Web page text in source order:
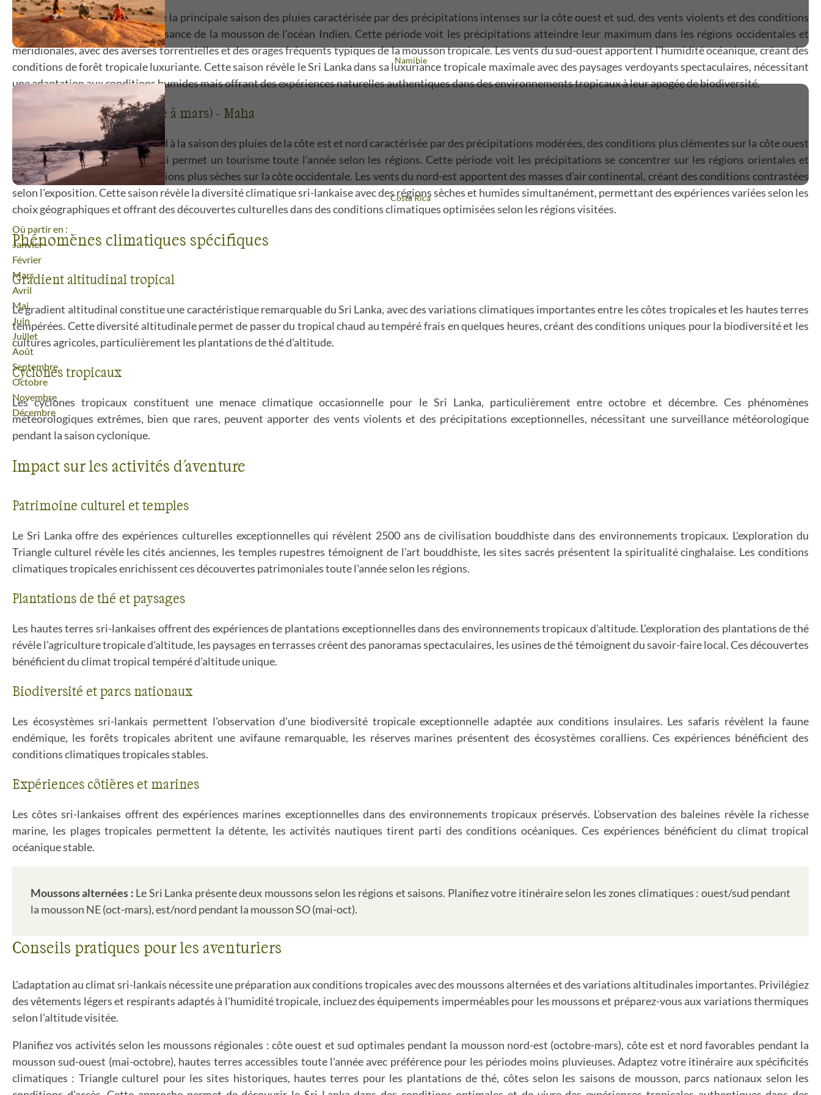
Voyage
Namibie
Voyage
Costa Rica
Où partir en :
Janvier
Février
Mars
Avril
Mai
Juin
Juillet
Août
Septembre
Octobre
Novembre
Décembre
La mousson sud-ouest constitue la principale saison des pluies caractérisée par des précipitations intenses sur la côte ouest et sud, des vents violents et des conditions
climatiques qui révèlent la puissance de la mousson de l'océan Indien. Cette période voit les précipitations atteindre leur maximum dans les régions occidentales et
méridionales, avec des averses torrentielles et des orages fréquents typiques de la mousson tropicale. Les vents du sud-ouest apportent l'humidité océanique, créant des
conditions de forêt tropicale luxuriante. Cette saison révèle le Sri Lanka dans sa luxuriance tropicale maximale avec des paysages verdoyants spectaculaires, nécessitant
une adaptation aux conditions humides mais offrant des expériences naturelles authentiques dans des environnements tropicaux à leur apogée de biodiversité.
Mousson nord-est (octobre à mars) - Maha
La mousson nord-est correspond à la saison des pluies de la côte est et nord caractérisée par des précipitations modérées, des conditions plus clémentes sur la côte ouest
et une alternance climatique qui permet un tourisme toute l'année selon les régions. Cette période voit les précipitations se concentrer sur les régions orientales et
septentrionales, avec des conditions plus sèches sur la côte occidentale. Les vents du nord-est apportent des masses d'air continental, créant des conditions contrastées
selon l'exposition. Cette saison révèle la diversité climatique sri-lankaise avec des régions sèches et humides simultanément, permettant des expériences variées selon les
choix géographiques et offrant des découvertes culturelles dans des conditions climatiques optimisées selon les régions visitées.
Phénomènes climatiques spécifiques
Gradient altitudinal tropical
Le gradient altitudinal constitue une caractéristique remarquable du Sri Lanka, avec des variations climatiques importantes entre les côtes tropicales et les hautes terres
tempérées. Cette diversité altitudinale permet de passer du tropical chaud au tempéré frais en quelques heures, créant des conditions uniques pour la biodiversité et les
cultures agricoles, particulièrement les plantations de thé d'altitude.
Cyclones tropicaux
Les cyclones tropicaux constituent une menace climatique occasionnelle pour le Sri Lanka, particulièrement entre octobre et décembre. Ces phénomènes
météorologiques extrêmes, bien que rares, peuvent apporter des vents violents et des précipitations exceptionnelles, nécessitant une surveillance météorologique
pendant la saison cyclonique.
Impact sur les activités d'aventure
Patrimoine culturel et temples
Le Sri Lanka offre des expériences culturelles exceptionnelles qui révèlent 2500 ans de civilisation bouddhiste dans des environnements tropicaux. L'exploration du
Triangle culturel révèle les cités anciennes, les temples rupestres témoignent de l'art bouddhiste, les sites sacrés présentent la spiritualité cinghalaise. Les conditions
climatiques tropicales enrichissent ces découvertes patrimoniales toute l'année selon les régions.
Plantations de thé et paysages
Les hautes terres sri-lankaises offrent des expériences de plantations exceptionnelles dans des environnements tropicaux d'altitude. L'exploration des plantations de thé
révèle l'agriculture tropicale d'altitude, les paysages en terrasses créent des panoramas spectaculaires, les usines de thé témoignent du savoir-faire local. Ces découvertes
bénéficient du climat tropical tempéré d'altitude unique.
Biodiversité et parcs nationaux
Les écosystèmes sri-lankais permettent l'observation d'une biodiversité tropicale exceptionnelle adaptée aux conditions insulaires. Les safaris révèlent la faune
endémique, les forêts tropicales abritent une avifaune remarquable, les réserves marines présentent des écosystèmes coralliens. Ces expériences bénéficient des
conditions climatiques tropicales stables.
Expériences côtières et marines
Les côtes sri-lankaises offrent des expériences marines exceptionnelles dans des environnements tropicaux préservés. L'observation des baleines révèle la richesse
marine, les plages tropicales permettent la détente, les activités nautiques tirent parti des conditions océaniques. Ces expériences bénéficient du climat tropical
océanique stable.
Moussons alternées : Le Sri Lanka présente deux moussons selon les régions et saisons. Planifiez votre itinéraire selon les zones climatiques : ouest/sud pendant
la mousson NE (oct-mars), est/nord pendant la mousson SO (mai-oct).
Conseils pratiques pour les aventuriers
L'adaptation au climat sri-lankais nécessite une préparation aux conditions tropicales avec des moussons alternées et des variations altitudinales importantes. Privilégiez
des vêtements légers et respirants adaptés à l'humidité tropicale, incluez des équipements imperméables pour les moussons et préparez-vous aux variations thermiques
selon l'altitude visitée.
Planifiez vos activités selon les moussons régionales : côte ouest et sud optimales pendant la mousson nord-est (octobre-mars), côte est et nord favorables pendant la
mousson sud-ouest (mai-octobre), hautes terres accessibles toute l'année avec préférence pour les périodes moins pluvieuses. Adaptez votre itinéraire aux spécificités
climatiques : Triangle culturel pour les sites historiques, hautes terres pour les plantations de thé, côtes selon les saisons de mousson, parcs nationaux selon les